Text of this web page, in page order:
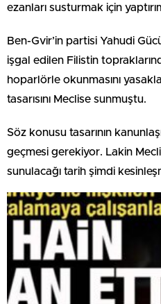
ezanları susturmak için
Ben-Gvir’in partisi Yahudi
işgal edilen Filistin
hoparlörle okunmasını
tasarısını Meclise sunmuştu.
Söz konusu tasarının
geçmesi gerekiyor. Lakin
sunulacağı tarih şimdi